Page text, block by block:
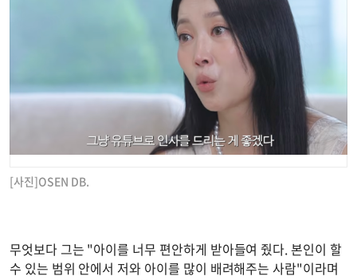
[사진]OSEN DB.
무엇보다 그는 "아이를 너무 편안하게 받아들여 줬다. 본인이 할
수 있는 범위 안에서 저와 아이를 많이 배려해주는 사람"이라며